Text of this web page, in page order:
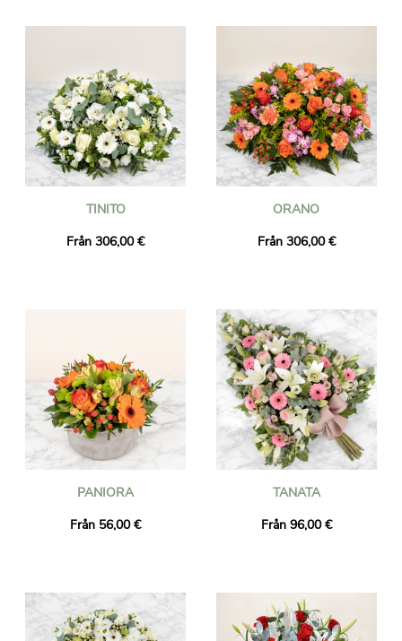
TINITO
Från 306,00 €
ORANO
Från 306,00 €
PANIORA
Från 56,00 €
TANATA
Från 96,00 €